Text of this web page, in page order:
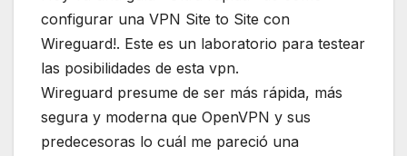
configurar una VPN Site to Site con
Wireguard!. Este es un laboratorio para testear
las posibilidades de esta vpn.
Wireguard presume de ser más rápida, más
segura y moderna que OpenVPN y sus
predecesoras lo cuál me pareció una